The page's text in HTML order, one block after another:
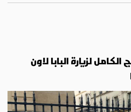
الكامل لزيارة البابا لاون